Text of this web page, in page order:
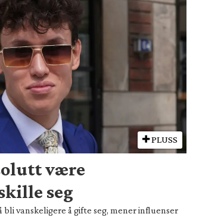
PLUSS
være
seg
bli vanskeligere å gifte seg, mener influenser